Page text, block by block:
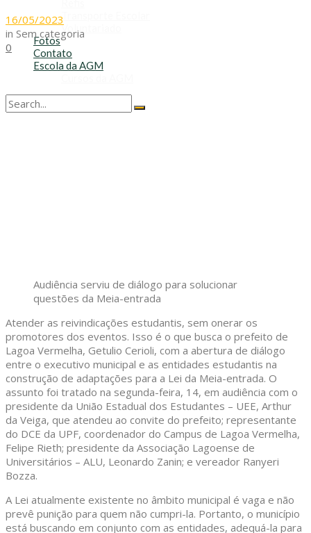
Transporte Escolar
Voluntariado
Fotos
Contato
Escola da AGM
16/05/2023
in Sem categoria
0
Audiência serviu de diálogo para solucionar
questões da Meia-entrada
Atender as reivindicações estudantis, sem onerar os
promotores dos eventos. Isso é o que busca o prefeito de
Lagoa Vermelha, Getulio Cerioli, com a abertura de diálogo
entre o executivo municipal e as entidades estudantis na
construção de adaptações para a Lei da Meia-entrada. O
assunto foi tratado na segunda-feira, 14, em audiência com o
presidente da União Estadual dos Estudantes – UEE, Arthur
da Veiga, que atendeu ao convite do prefeito; representante
do DCE da UPF, coordenador do Campus de Lagoa Vermelha,
Felipe Rieth; presidente da Associação Lagoense de
Universitários – ALU, Leonardo Zanin; e vereador Ranyeri
Bozza.
A Lei atualmente existente no âmbito municipal é vaga e não
prevê punição para quem não cumpri-la. Portanto, o município
está buscando em conjunto com as entidades, adequá-la para